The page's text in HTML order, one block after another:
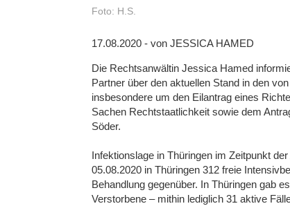
Foto: H.S.
17.08.2020 - von JESSICA HAMED
Die Rechtsanwältin Jessica Hamed
Partner über den aktuellen Stand in den
insbesondere um den Eilantrag eines
Sachen Rechtstaatlichkeit sowie dem
Söder.
Infektionslage in Thüringen im Zeitpunkt
05.08.2020 in Thüringen 312 freie
Behandlung gegenüber. In Thüringen gab
Verstorbene – mithin lediglich 31 aktive